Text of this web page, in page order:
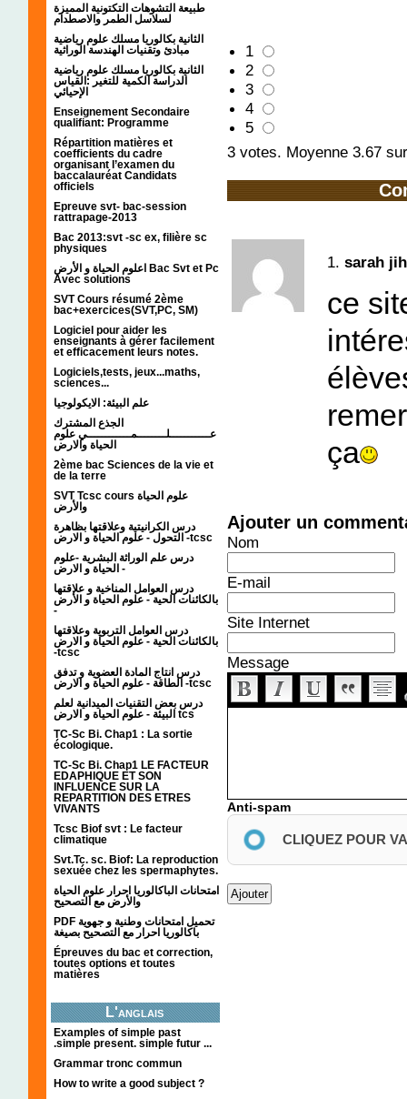
طبيعة التشوهات التكتونية المميزة
لسلاسل الطمر والاصطدام
الثانية بكالوريا مسلك علوم رياضية
مبادئ وتقنيات الهندسة الوراثية
الثانية بكالوريا مسلك علوم رياضية
الدراسة الكمية للتغير :القياس
الإحيائي
Enseignement Secondaire
qualifiant: Programme
Répartition matières et
coefficients du cadre
organisant l’examen du
baccalauréat Candidats
officiels
Epreuve svt- bac-session
rattrapage-2013
Bac 2013:svt -sc ex, filière sc
physiques
اعلوم الحياة و الأرض Bac Svt et Pc
Avec solutions
SVT Cours résumé 2ème
bac+exercices(SVT,PC, SM)
Logiciel pour aider les
enseignants à gérer facilement
et efficacement leurs notes.
Logiciels,tests, jeux...maths,
sciences...
علم البيئة: الايكولوجيا
الجذع المشترك
عـــــــــــلــــــــمــــــــــــي علوم
الحياة والارض
2ème bac Sciences de la vie et
de la terre
SVT Tcsc cours علوم الحياة
والأرض
درس الكرانيتية وعلاقتها بظاهرة
التحول - علوم الحياة و الارض -tcsc
درس علم الوراثة البشرية -علوم
الحياة و الارض -
درس العوامل المناخية و علاقتها
بالكائنات الحية - علوم الحياة و الأرض
-
درس العوامل التربوية وعلاقتها
بالكائنات الحية - علوم الحياة و الارض
-tcsc
درس انتاج المادة العضوية و تدفق
الطاقة - علوم الحياة و الارض -tcsc
درس بعض التقنيات الميدانية لعلم
البيئة - علوم الحياة و الارض tcs
TC-Sc Bi. Chap1 : La sortie
écologique.
TC-Sc Bi. Chap1 LE FACTEUR
EDAPHIQUE ET SON
INFLUENCE SUR LA
REPARTITION DES ETRES
VIVANTS
Tcsc Biof svt : Le facteur
climatique
Svt.Tc. sc. Biof: La reproduction
sexuée chez les spermaphytes.
امتحانات الباكالوريا احرار علوم الحياة
والأرض مع التصحيح
PDF تحميل امتحانات وطنية و جهوية
باكالوريا احرار مع التصحيح بصيغة
Épreuves du bac et correction,
toutes options et toutes
matières
L'anglais
Examples of simple past
.simple present. simple futur ...
Grammar tronc commun
How to write a good subject ?
1
2
3
4
5
3 votes. Moyenne 3.67
1. sarah
ce
ça
Ajouter un
Nom
E-mail
Site Internet
Message
Anti-spam
CLIQUEZ POUR